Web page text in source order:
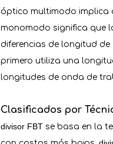
óptico multimodo implica
monomodo significa que
diferencias de longitud
primero utiliza una
longitudes de onda de
Clasificados por
divisor FBT se basa en la